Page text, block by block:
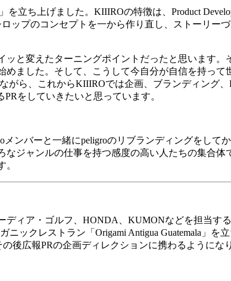
を立ち上げました。 KIIIROの特徴は、 Product
プのコンセプトを一から作り直し、ストーリーづ
と変えたターニングポイントだったと思います。
ました。そして、こうして今自分が自信を持って
がら、これからKIIIROでは企画、ブランディング、
PR をしていきたいと思っています。
メンバーと一緒にpeligroのリブランディングをして
ジャンルの仕事を持つ感度の高い人たちの集合体
ィア・ゴルフ、 HONDA KUMONなどを担当する
ニックレストラン「 Origami Antigua Guatemala 」を
の後広報PRの企画ディレクションに携わるようになり